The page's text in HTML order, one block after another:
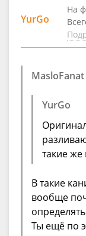
YurGo
На
MasloFanat
YurGo
такие же
В такие
вообще
Ты ещё по